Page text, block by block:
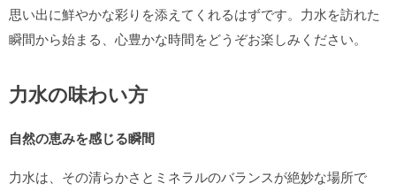
思い出に鮮やかな彩りを添えてくれるはずです。力水を訪れた
瞬間から始まる、心豊かな時間をどうぞお楽しみください。
力水の味わい方
自然の恵みを感じる瞬間
力水は、その清らかさとミネラルのバランスが絶妙な場所で